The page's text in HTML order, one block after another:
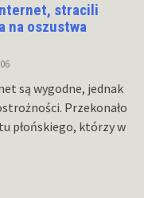
stracili
na oszustwa
są wygodne, jednak
Przekonało
płońskiego, którzy w